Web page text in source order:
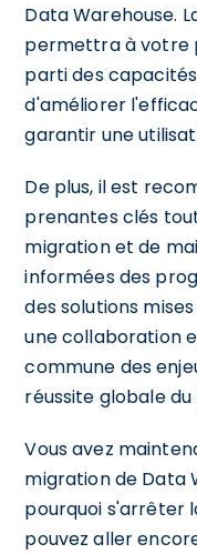
Data Warehouse.
permettra à votre
parti des
d'améliorer
garantir une
De plus, il est
prenantes clés
migration et de
informées des
des solutions
une collaboration
commune des
réussite globale
Vous avez
migration de Data
pourquoi s'arrêter
pouvez aller